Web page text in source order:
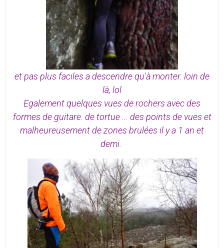
et pas plus faciles a descendre qu'à monter. loin de
là, lol
Egalement quelques vues de rochers avec des
formes de guitare. de tortue ... des points de vues et
malheureusement de zones brulées il y a 1 an et
demi.